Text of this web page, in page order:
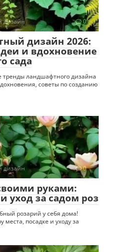
дизайн 0
дизайн 2026:
и вдохновение
сада
тренды ландшафтного дизайна
советы по созданию
дизайн 0
руками:
уход за садом роз
розарий у себя дома!
места, посадке и уходу за